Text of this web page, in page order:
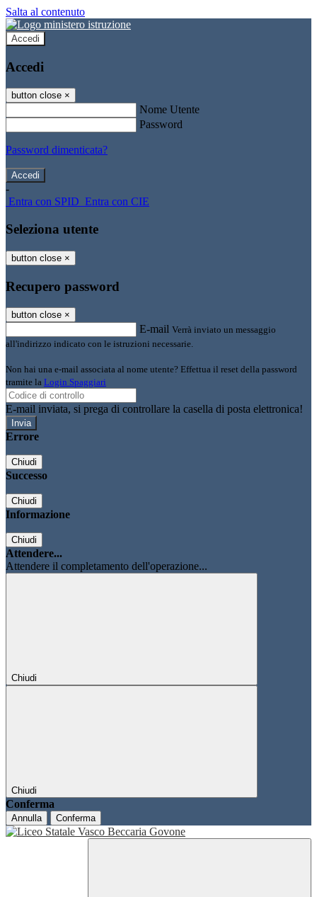
Salta al contenuto
Accedi
Accedi
button close ×
Nome Utente
Password
Password dimenticata?
-
Entra con SPID Entra con CIE
Seleziona utente
button close ×
Recupero password
button close ×
E-mail Verrà inviato un messaggio
all'indirizzo indicato con le istruzioni necessarie.
Non hai una e-mail associata al nome utente? Effettua il reset della password
tramite la Login Spaggiari
E-mail inviata, si prega di controllare la casella di posta elettronica!
Errore
Chiudi
Successo
Chiudi
Informazione
Chiudi
Attendere...
Attendere il completamento dell'operazione...
Chiudi
Chiudi
Conferma
Annulla Conferma